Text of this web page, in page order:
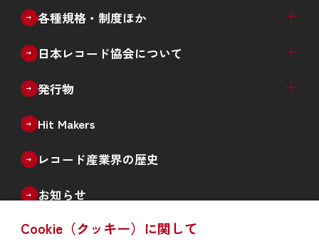
音楽メディアユーザー実態調査
違法音楽アプリ利用実態調査
その他の各種調査
各種規格・制度ほか
CDレンタル
再販制度
CDサンプル盤
音楽レコードの還流防止措置
RIS規格
ISRC
日本レコード協会について
日本レコード協会概要
事業案内
役員名簿
会員社（正会員、準会員、賛助会員）
情報公開
入会案内
採用情報
北京事務所と認証書の発行
発行物
機関誌「The Record」
統計誌「日本のレコード産業」
記念誌
Hit Makers
レコード産業界の歴史
お知らせ
よくあるご質問
Cookie（クッキー）に関して